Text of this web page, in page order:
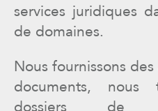
services juridiques
de domaines.
Nous fournissons
documents, nous
dossiers de